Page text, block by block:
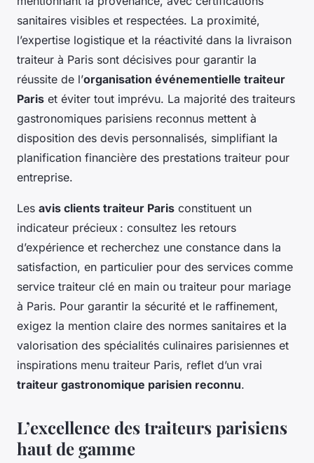
sanitaires visibles et respectées. La proximité,
l’expertise logistique et la réactivité dans la livraison
traiteur à Paris sont décisives pour garantir la
réussite de l’organisation événementielle traiteur
Paris et éviter tout imprévu. La majorité des traiteurs
gastronomiques parisiens reconnus mettent à
disposition des devis personnalisés, simplifiant la
planification financière des prestations traiteur pour
entreprise.
Les avis clients traiteur Paris constituent un
indicateur précieux : consultez les retours
d’expérience et recherchez une constance dans la
satisfaction, en particulier pour des services comme
service traiteur clé en main ou traiteur pour mariage
à Paris. Pour garantir la sécurité et le raffinement,
exigez la mention claire des normes sanitaires et la
valorisation des spécialités culinaires parisiennes et
inspirations menu traiteur Paris, reflet d’un vrai
traiteur gastronomique parisien reconnu.
L’excellence des traiteurs parisiens
haut de gamme